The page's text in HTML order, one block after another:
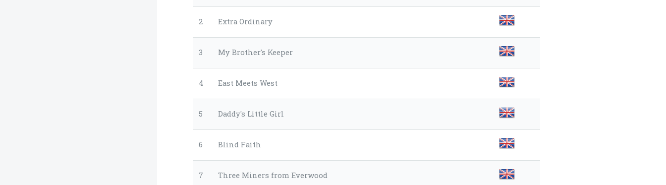
2 Extra Ordinary
3 My Brother's Keeper
4 East Meets West
5 Daddy's Little Girl
6 Blind Faith
7 Three Miners from Everwood